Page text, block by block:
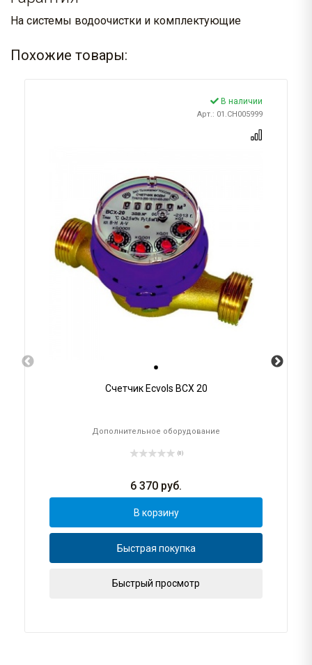
На системы водоочистки и комплектующие
Похожие товары:
В наличии
Арт.: 01.CH005999
Счетчик Ecvols ВСХ 20
Дополнительное оборудование
(0)
6 370 руб.
В корзину
Быстрая покупка
Быстрый просмотр